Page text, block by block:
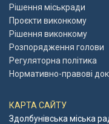
Рішення міськради
Проєкти виконкому
Рішення виконкому
Розпорядження голови
Регуляторна політика
Нормативно-правові
КАРТА САЙТУ
Здолбунівська міська